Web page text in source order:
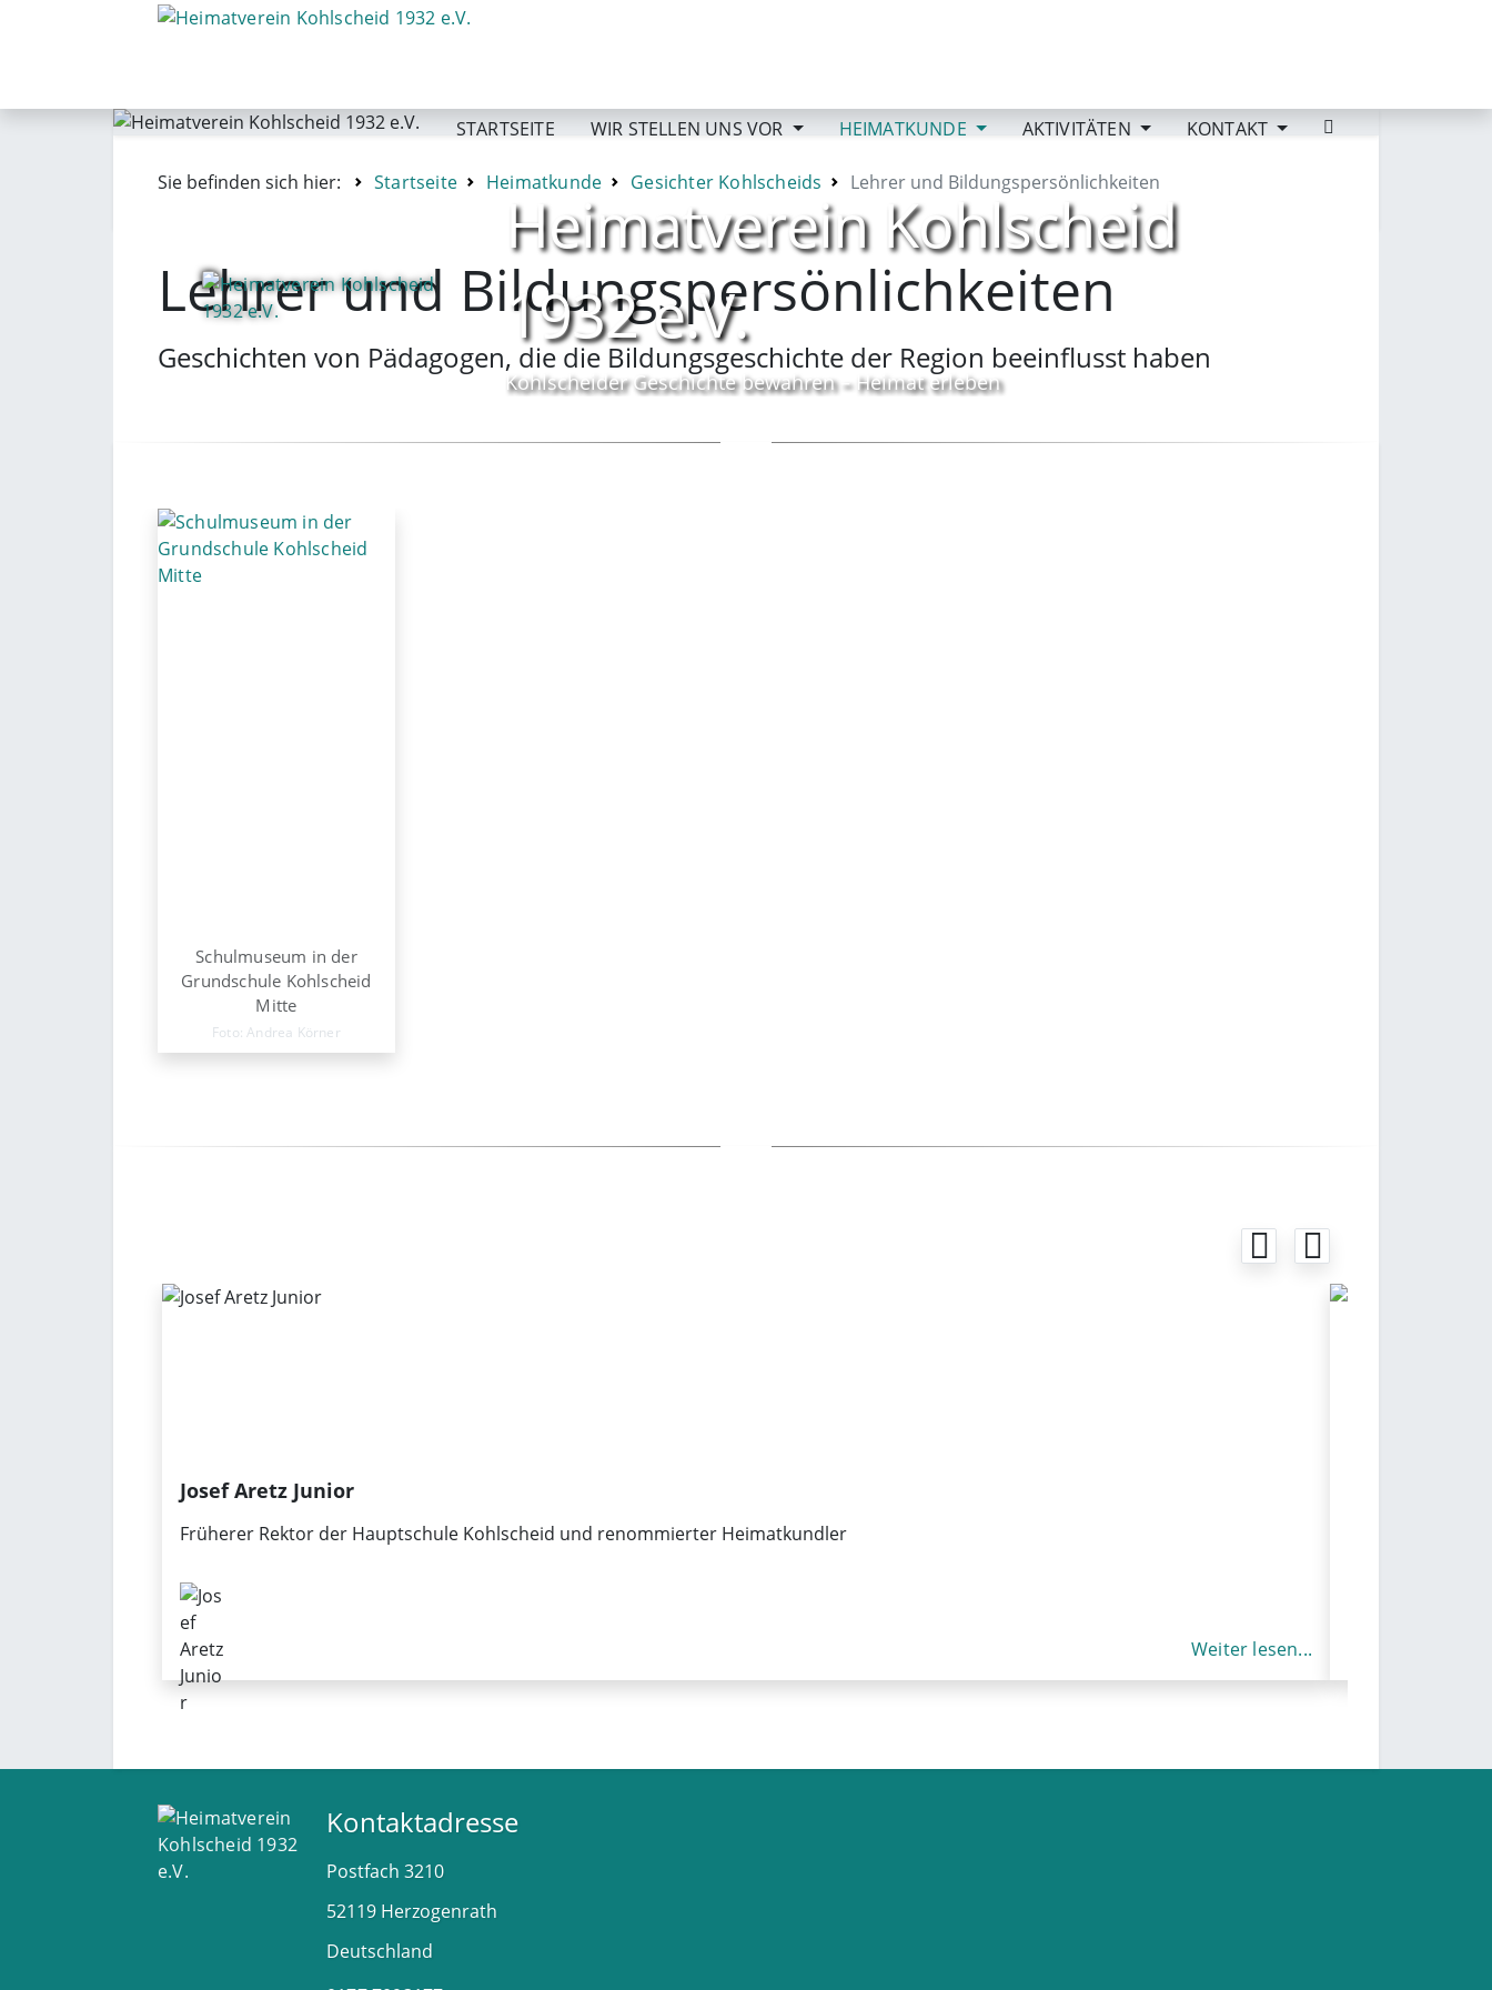
STARTSEITE WIR STELLEN UNS VOR HEIMATKUNDE AKTIVITÄTEN KONTAKT
Heimatverein Kohlscheid
1932 e.V.
Kohlscheider Geschichte bewahren – Heimat erleben
Sie befinden sich hier: Startseite Heimatkunde Gesichter Kohlscheids Lehrer und Bildungspersönlichkeiten
Lehrer und Bildungspersönlichkeiten
Geschichten von Pädagogen, die die Bildungsgeschichte der Region beeinflusst haben
Schulmuseum in der
Grundschule Kohlscheid
Mitte
Foto: Andrea Körner
Josef Aretz Junior
Früherer Rektor der Hauptschule Kohlscheid und renommierter Heimatkundler
Weiter lesen...
Kontaktadresse
Postfach 3210
52119 Herzogenrath
Deutschland